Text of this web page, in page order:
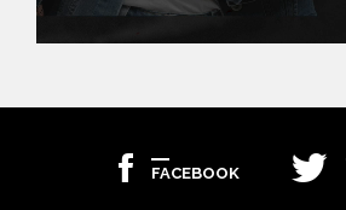
FACEBOOK